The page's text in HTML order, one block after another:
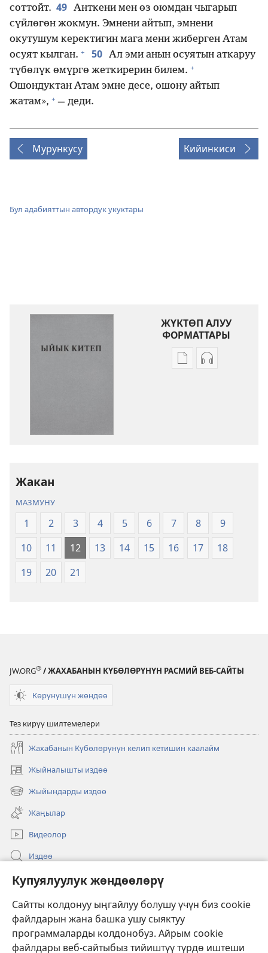
Купуялуулук жөндөөлөрү
Сайтты колдонуу ыңгайлуу болушу үчүн биз cookie
файлдарын жана башка ушу сыяктуу
программаларды колдонобуз. Айрым cookie
файлдары веб-сайтыбыз тийиштүү түрдө иштеши
соттойт. 49 Анткени мен өз оюмдан чыгарып
сүйлөгөн жокмун. Эмнени айтып, эмнени
окутушум керектигин мага мени жиберген Атам
осуят кылган. + 50 Ал эми анын осуятын аткаруу
түбөлүк өмүргө жеткирерин билем. +
Ошондуктан Атам эмне десе, ошону айтып
жатам», + — деди.
Мурункусу Кийинкиси
Бул адабияттын автордук укуктары
ЖҮКТӨП АЛУУ
ФОРМАТТАРЫ
АдабияттыАудиолорду
Жакан
МАЗМУНУ
1 2 3 4 5 6 7 8
9
10
11 12 13 14 15 16 17
18
19
20 21
JW.ORG® / ЖАХАБАНЫН КҮБӨЛӨРҮНҮН РАСМИЙ ВЕБ-САЙТЫ
Көрүнүшүн жөндөө
Тез кирүү шилтемелери
Жахабанын Күбөлөрүнүн келип кетишин каалайм
Жыйналышты издөө
(жаңы
терезе
ачат)
Жыйындарды издөө
(жаңы
терезе
ачат)
Жаңылар
Видеолор
Издөө
Бийлик өкүлдөрү үчүн маалымат
(жаңы
терезе